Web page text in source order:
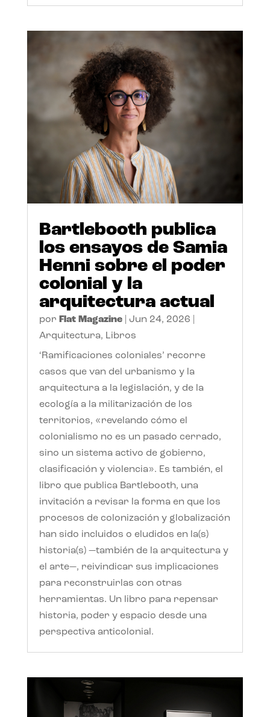
Bartlebooth publica
los ensayos de Samia
Henni sobre el poder
colonial y la
arquitectura actual
por Flat Magazine| Jun 24, 2026
Arquitectura, Libros
‘Ramificaciones coloniales’ recorre
casos que van del urbanismo y la
arquitectura a la legislación, y de la
ecología a la militarización de los
territorios, «revelando cómo el
colonialismo no es un pasado cerrado,
sino un sistema activo de gobierno,
clasificación y violencia». Es también, el
libro que publica Bartlebooth, una
invitación a revisar la forma en que los
procesos de colonización y globalización
han sido incluidos o eludidos en la(s)
historia(s) —también de la arquitectura y
el arte—, reivindicar sus implicaciones
para reconstruirlas con otras
herramientas. Un libro para repensar
historia, poder y espacio desde una
perspectiva anticolonial.